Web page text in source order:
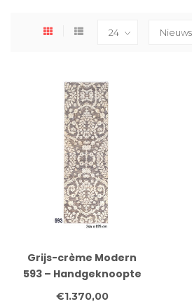
Grijs-crème Modern
593 – Handgeknoopte
wollen loper 244 x 075
€1.370,00